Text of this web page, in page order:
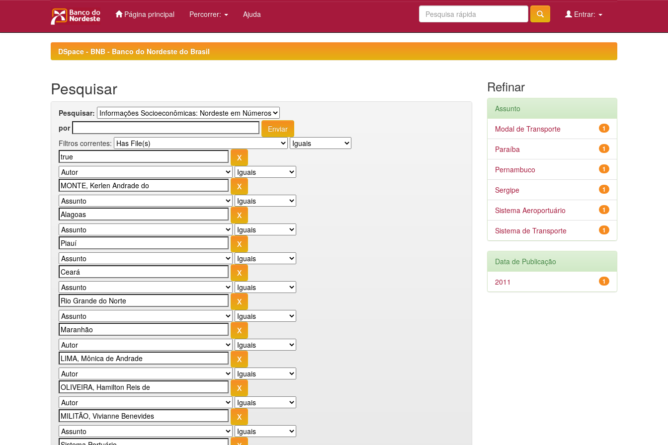
Página principal Percorrer: Ajuda Entrar:
DSpace - BNB - Banco do Nordeste do Brasil
Pesquisar
Pesquisar:
por
Filtros correntes:
Refinar
Assunto
1
Modal de Transporte
1
Paraíba
1
Pernambuco
1
Sergipe
1
Sistema Aeroportuário
1
Sistema de Transporte
Data de Publicação
1
2011